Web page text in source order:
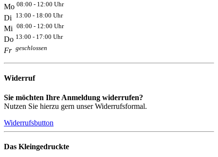
Mo 08:00 - 12:00 Uhr
Di 13:00 - 18:00 Uhr
Mi 08:00 - 12:00 Uhr
Do 13:00 - 17:00 Uhr
Fr geschlossen
Widerruf
Sie möchten Ihre Anmeldung widerrufen?
Nutzen Sie hierzu gern unser Widerrufsformal.
Widerrufsbutton
Das Kleingedruckte